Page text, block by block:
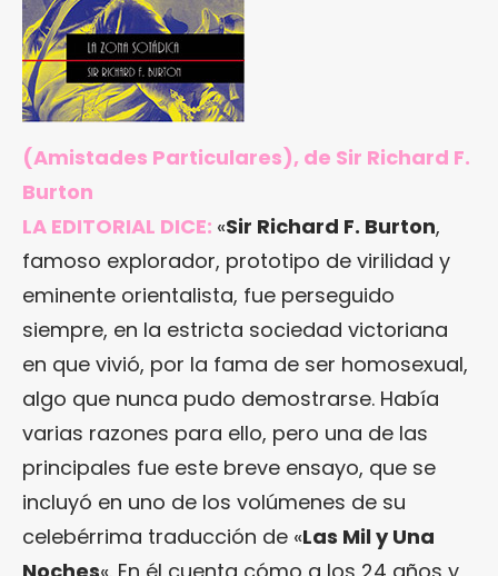
(Amistades Particulares), de Sir Richard F.
Burton
LA EDITORIAL DICE: «Sir Richard F. Burton,
famoso explorador, prototipo de virilidad y
eminente orientalista, fue perseguido
siempre, en la estricta sociedad victoriana
en que vivió, por la fama de ser homosexual,
algo que nunca pudo demostrarse. Había
varias razones para ello, pero una de las
principales fue este breve ensayo, que se
incluyó en uno de los volúmenes de su
celebérrima traducción de «Las Mil y Una